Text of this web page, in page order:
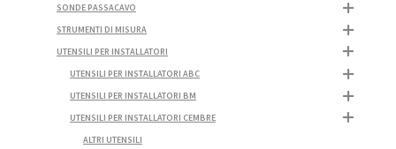
SONDE PASSACAVO
STRUMENTI DI MISURA
UTENSILI PER INSTALLATORI
UTENSILI PER INSTALLATORI ABC
UTENSILI PER INSTALLATORI BM
UTENSILI PER INSTALLATORI CEMBRE
ALTRI UTENSILI